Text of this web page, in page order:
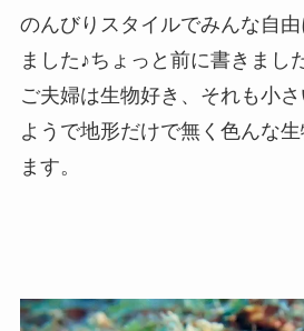
のんびりスタイルでみんな自
ました♪ちょっと前に書きまし
ご夫婦は生物好き、それも小
ようで地形だけで無く色んな
ます。